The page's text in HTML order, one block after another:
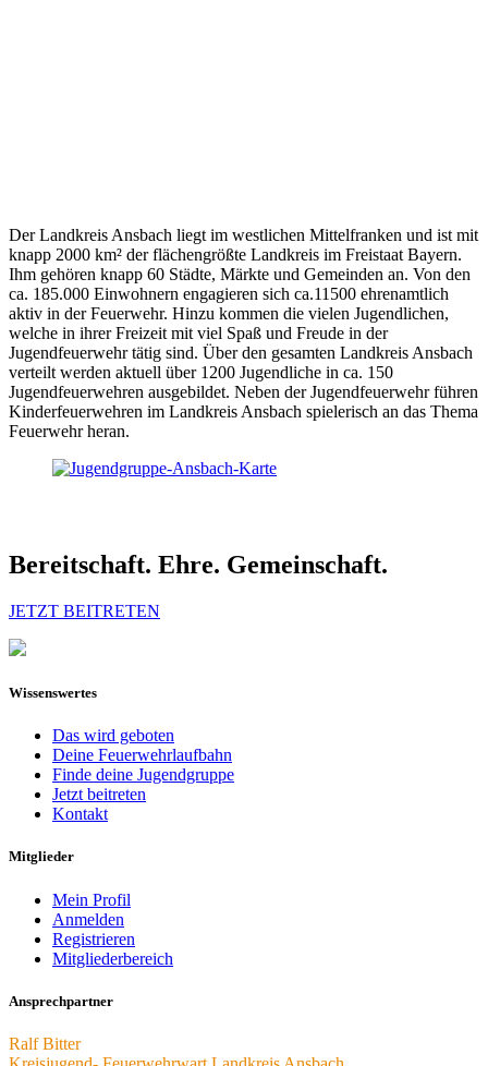
Der Landkreis Ansbach liegt im westlichen Mittelfranken und ist mit
knapp 2000 km² der flächengrößte Landkreis im Freistaat Bayern.
Ihm gehören knapp 60 Städte, Märkte und Gemeinden an. Von den
ca. 185.000 Einwohnern engagieren sich ca.11500 ehrenamtlich
aktiv in der Feuerwehr. Hinzu kommen die vielen Jugendlichen,
welche in ihrer Freizeit mit viel Spaß und Freude in der
Jugendfeuerwehr tätig sind. Über den gesamten Landkreis Ansbach
verteilt werden aktuell über 1200 Jugendliche in ca. 150
Jugendfeuerwehren ausgebildet. Neben der Jugendfeuerwehr führen
Kinderfeuerwehren im Landkreis Ansbach spielerisch an das Thema
Feuerwehr heran.
Bereitschaft. Ehre. Gemeinschaft.
JETZT BEITRETEN
Wissenswertes
Das wird geboten
Deine Feuerwehrlaufbahn
Finde deine Jugendgruppe
Jetzt beitreten
Kontakt
Mitglieder
Mein Profil
Anmelden
Registrieren
Mitgliederbereich
Ansprechpartner
Ralf Bitter